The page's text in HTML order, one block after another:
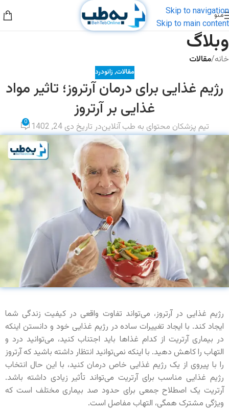
Skip to navigation
Skip to main content
منو
وبلاگ
خانه/مقالات
مقالات, زانودرد
رژیم غذایی برای درمان آرتروز؛ تاثیر مواد
غذایی بر آرتروز
تیم پزشکان محتوای به طب آنلایندر تاریخ دی 24, 1402 0
رژیم غذایی در آرتروز، می‌تواند تفاوت واقعی در کیفیت زندگی شما
ایجاد کند. با ایجاد تغییرات ساده در رژیم غذایی خود و دانستن اینکه
در بیماری آرتریت از کدام غذاها باید اجتناب کنید، می‌توانید درد و
التهاب را کاهش دهید. با اینکه نمی‌توانید انتظار داشته باشید که آرتروز
را با پیروی از یک رژیم غذایی خاص درمان کنید، با این حال انتخاب
رژیم غذایی مناسب برای آرتریت می‌تواند تأثیر زیادی داشته باشد.
آرتریت یک اصطلاح جمعی برای حدود صد بیماری مختلف است که
ویژگی مشترک همگی، التهاب مفاصل است.